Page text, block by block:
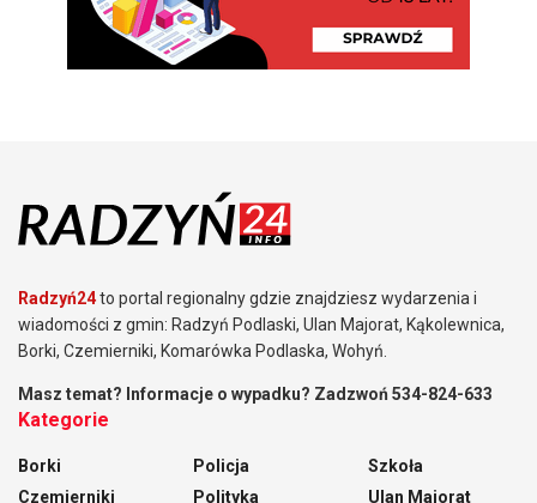
Radzyń24to portal regionalny gdzie znajdziesz wydarzenia i
wiadomości z gmin: Radzyń Podlaski, Ulan Majorat, Kąkolewnica,
Borki, Czemierniki, Komarówka Podlaska, Wohyń.
Masz temat? Informacje o wypadku? Zadzwoń 534-824-633
Kategorie
Borki
Czemierniki
Policja
Polityka
Szkoła
Ulan Majorat